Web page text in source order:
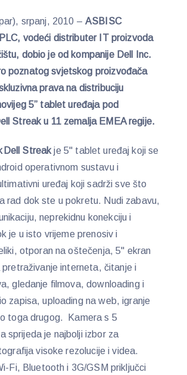
srpanj, 2010 – ASBISC
vodeći distributer IT proizvoda
dobio je od kompanije Dell Inc.
poznatog svjetskog proizvođača
prava na distribuciju
5” tablet uređaja pod
Streak u 11 zemalja EMEA regije.
Dell Streakje 5" tablet uređaj koji se
operativnom sustavu i
uređaj koji sadrži sve što
rad dok ste u pokretu. Nudi zabavu,
neprekidnu konekciju i
je u isto vrijeme prenosiv i
otporan na oštečenja, 5" ekran
pretraživanje interneta, čitanje i
gledanje filmova, downloading i
zapisa, uploading na web, igranje
toga drugog. Kamera s 5
sprijeda je najbolji izbor za
visoke rezolucije i videa.
Fi, Bluetooth i 3G/GSM priključci